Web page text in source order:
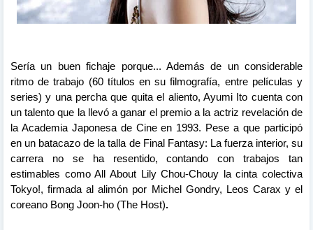
Sería un buen fichaje porque... Además de un considerable
ritmo de trabajo (60 títulos en su filmografía, entre películas y
series) y una percha que quita el aliento, Ayumi Ito cuenta con
un talento que la llevó a ganar el premio a la actriz revelación de
la Academia Japonesa de Cine en 1993. Pese a que participó
en un batacazo de la talla de Final Fantasy: La fuerza interior, su
carrera no se ha resentido, contando con trabajos tan
estimables como All About Lily Chou-Chouy la cinta colectiva
Tokyo!, firmada al alimón por Michel Gondry, Leos Carax y el
coreano Bong Joon-ho (The Host).